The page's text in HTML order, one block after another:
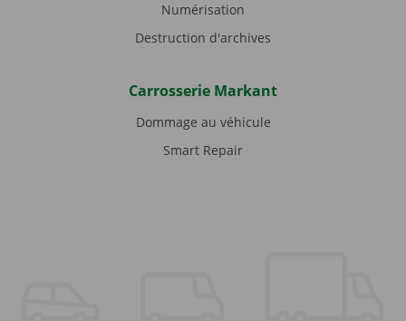
Numérisation
Destruction d'archives
Carrosserie Markant
Dommage au véhicule
Smart Repair